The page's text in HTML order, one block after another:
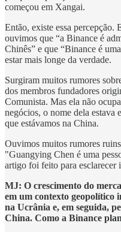
começou em Xangai.
Então, existe essa percepção.
ouvimos que “a Binance é
Chinês” e que “Binance é
estar mais longe da verdade.
Surgiram muitos rumores
dos membros fundadores
Comunista. Mas ela não
negócios, o nome dela estava
que estávamos na China.
Ouvimos muitos rumores
"Guangying Chen é uma
artigo foi feito para esclarecer
MJ: O crescimento do
em um contexto geopolítico
na Ucrânia e, em seguida,
China. Como a Binance